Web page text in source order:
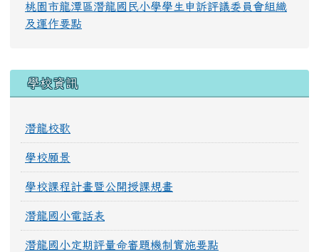
桃園市龍潭區潛龍國民小學學生申訴評議委員會組織
及運作要點
學校資訊
潛龍校歌
學校願景
學校課程計畫暨公開授課規畫
潛龍國小電話表
潛龍國小定期評量命審題機制實施要點